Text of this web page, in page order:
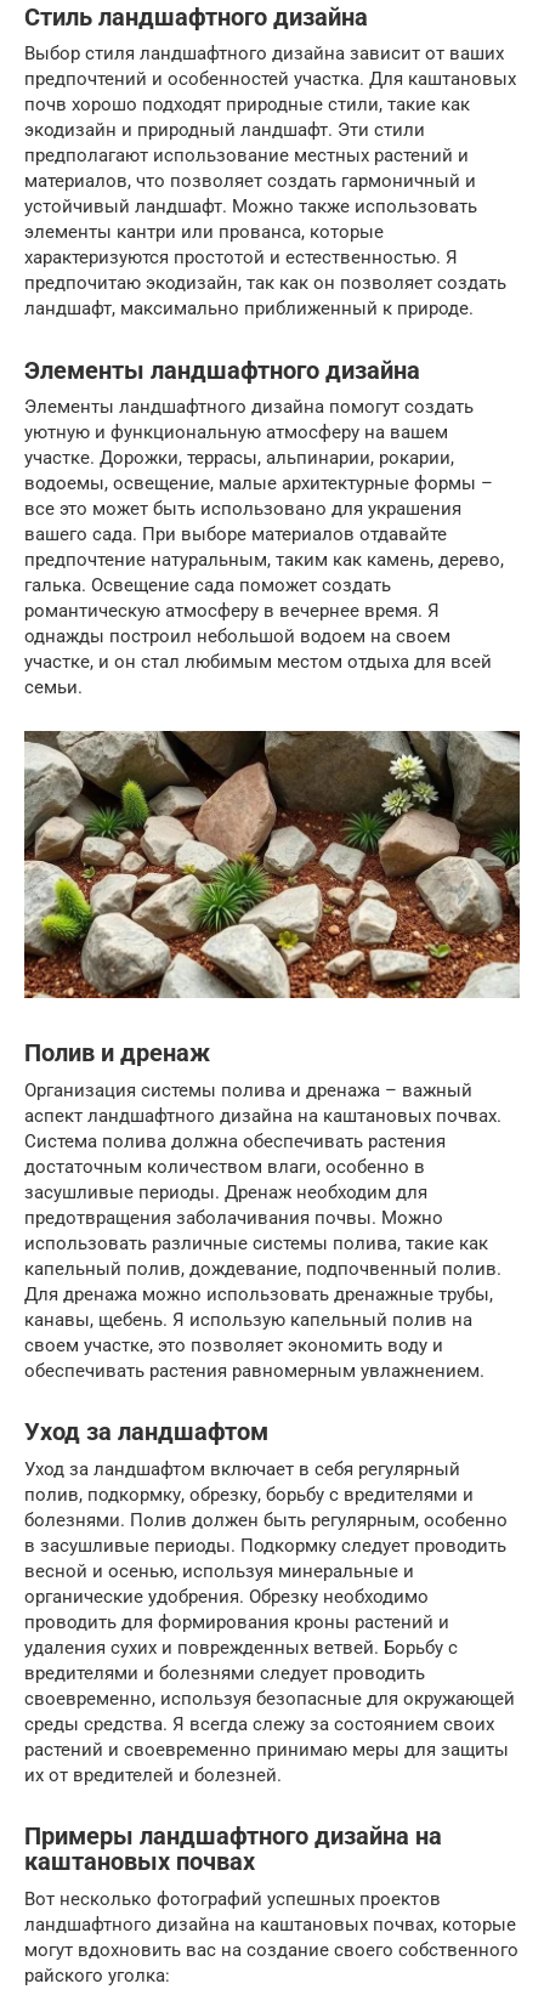
Стиль ландшафтного дизайна
Выбор стиля ландшафтного дизайна зависит от ваших
предпочтений и особенностей участка. Для каштановых
почв хорошо подходят природные стили, такие как
экодизайн и природный ландшафт. Эти стили
предполагают использование местных растений и
материалов, что позволяет создать гармоничный и
устойчивый ландшафт. Можно также использовать
элементы кантри или прованса, которые
характеризуются простотой и естественностью. Я
предпочитаю экодизайн, так как он позволяет создать
ландшафт, максимально приближенный к природе.
Элементы ландшафтного дизайна
Элементы ландшафтного дизайна помогут создать
уютную и функциональную атмосферу на вашем
участке. Дорожки, террасы, альпинарии, рокарии,
водоемы, освещение, малые архитектурные формы –
все это может быть использовано для украшения
вашего сада. При выборе материалов отдавайте
предпочтение натуральным, таким как камень, дерево,
галька. Освещение сада поможет создать
романтическую атмосферу в вечернее время. Я
однажды построил небольшой водоем на своем
участке, и он стал любимым местом отдыха для всей
семьи.
Полив и дренаж
Организация системы полива и дренажа – важный
аспект ландшафтного дизайна на каштановых почвах.
Система полива должна обеспечивать растения
достаточным количеством влаги, особенно в
засушливые периоды. Дренаж необходим для
предотвращения заболачивания почвы. Можно
использовать различные системы полива, такие как
капельный полив, дождевание, подпочвенный полив.
Для дренажа можно использовать дренажные трубы,
канавы, щебень. Я использую капельный полив на
своем участке, это позволяет экономить воду и
обеспечивать растения равномерным увлажнением.
Уход за ландшафтом
Уход за ландшафтом включает в себя регулярный
полив, подкормку, обрезку, борьбу с вредителями и
болезнями. Полив должен быть регулярным, особенно
в засушливые периоды. Подкормку следует проводить
весной и осенью, используя минеральные и
органические удобрения. Обрезку необходимо
проводить для формирования кроны растений и
удаления сухих и поврежденных ветвей. Борьбу с
вредителями и болезнями следует проводить
своевременно, используя безопасные для окружающей
среды средства. Я всегда слежу за состоянием своих
растений и своевременно принимаю меры для защиты
их от вредителей и болезней.
Примеры ландшафтного дизайна на
каштановых почвах
Вот несколько фотографий успешных проектов
ландшафтного дизайна на каштановых почвах, которые
могут вдохновить вас на создание своего собственного
райского уголка: